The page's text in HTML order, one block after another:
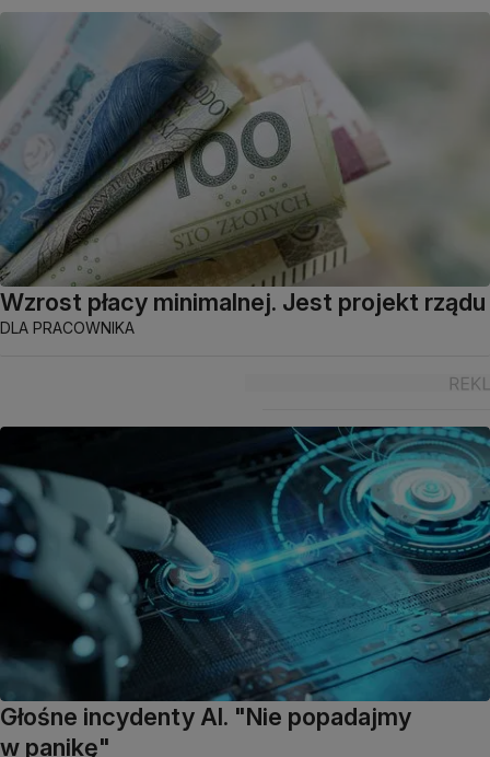
Wzrost płacy minimalnej. Jest projekt rządu
DLA PRACOWNIKA
Głośne incydenty AI. "Nie popadajmy
w panikę"